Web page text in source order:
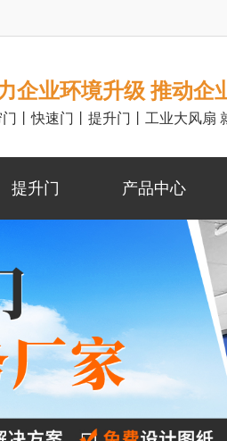
企业环境升级 推动企
丨快速门丨提升门丨工业大风扇
提升门 产品中心